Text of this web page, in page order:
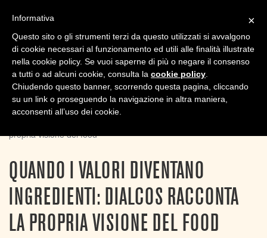
Sei qui: Home
News
propria visione del food
QUANDO I VALORI DIVENTANO
INGREDIENTI: DIALCOS RACCONTA
LA PROPRIA VISIONE DEL FOOD
×
Informativa
Questo sito o gli strumenti terzi da questo utilizzati si avvalgono
di cookie necessari al funzionamento ed utili alle finalità illustrate
nella cookie policy. Se vuoi saperne di più o negare il consenso
a tutti o ad alcuni cookie, consulta la cookie policy
Chiudendo questo banner, scorrendo questa pagina, cliccando
su un link o proseguendo la navigazione in altra maniera,
acconsenti all’uso dei cookie.